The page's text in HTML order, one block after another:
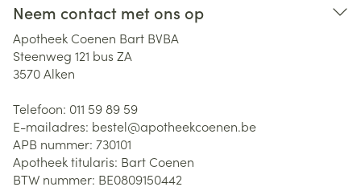
Neem contact met ons op
Apotheek Coenen Bart BVBA
Steenweg 121 bus ZA
3570Alken
Telefoon: 011 59 89 59
E-mailadres: bestel@apotheekcoenen.be
APB nummer: 730101
Apotheek titularis: Bart Coenen
BTW nummer: BE0809150442